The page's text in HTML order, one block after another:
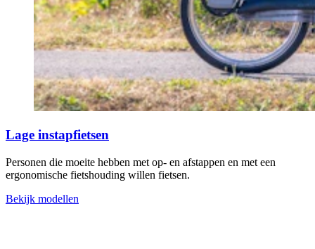
Lage instapfietsen
Personen die moeite hebben met op- en afstappen en met een
ergonomische fietshouding willen fietsen.
Bekijk modellen